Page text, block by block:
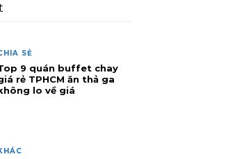
SẺ
9 quán buffet chay
rẻ TPHCM ăn thả ga
lo về giá